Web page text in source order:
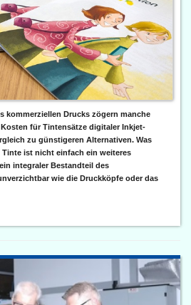
kommerziellen Drucks zögern manche
für Tintensätze digitaler Inkjet-
zu günstigeren Alternativen. Was
ist nicht einfach ein weiteres
integraler Bestandteil des
wie die Druckköpfe oder das